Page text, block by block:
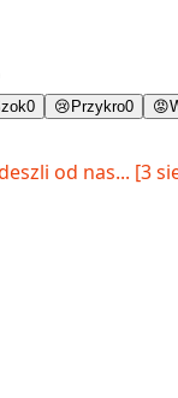
0 😢 Przykro0 😡